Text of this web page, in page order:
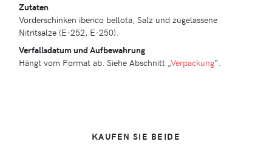
Zutaten
Vorderschinken iberico bellota, Salz und zugelassene
Nitritsalze (E-252, E-250).
Verfallsdatum und Aufbewahrung
Hängt vom Format ab. Siehe Abschnitt „Verpackung“.
KAUFEN SIE BEIDE